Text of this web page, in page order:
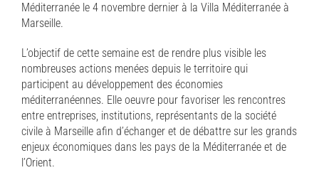
Méditerranée le 4 novembre dernier à la Villa Méditerranée à
Marseille.
L’objectif de cette semaine est de rendre plus visible les
nombreuses actions menées depuis le territoire qui
participent au développement des économies
méditerranéennes. Elle oeuvre pour favoriser les rencontres
entre entreprises, institutions, représentants de la société
civile à Marseille afin d’échanger et de débattre sur les grands
enjeux économiques dans les pays de la Méditerranée et de
l’Orient.